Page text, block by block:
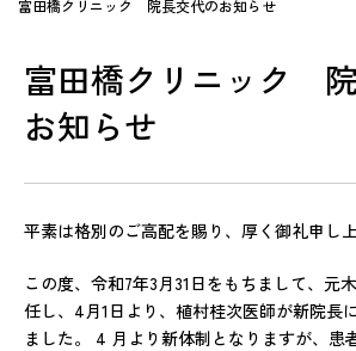
富田橋クリニック 院長交代のお知らせ
富田橋クリニック
お知らせ
平素は格別のご高配を賜り、厚く御礼申し上
この度、令和7年3月31日をもちまして、元
任し、4月1日より、植村桂次医師が新院長
ました。 4 月より新体制となりますが、患